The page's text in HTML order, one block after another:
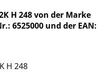
2K H 248 von der Marke
6525000 und der EAN:
H 248